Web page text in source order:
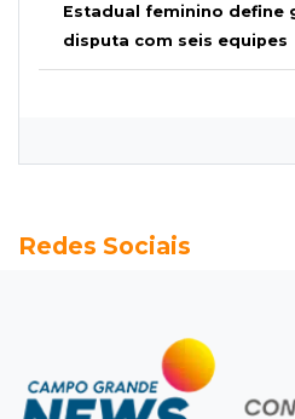
Estadual feminino define
disputa com seis equipes
na MS-278
21:02 Futebol de base
Acesso ao ensino
Participantes do Encceja
Redes Sociais